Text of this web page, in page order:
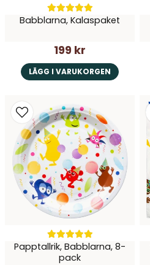
Babblarna, Kalaspaket
199 kr
LÄGG I VARUKORGEN
Papptallrik, Babblarna, 8-
pack